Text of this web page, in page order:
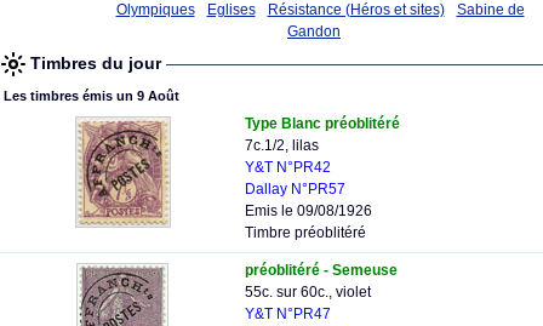
Olympiques
Eglises Résistance (Héros et sites)
Sabine de
Gandon
Timbres du jour
Les timbres émis un 9 Août
Type Blanc préoblitéré
7c.1/2, lilas
Y&T N°PR42
Dallay N°PR57
Emis le 09/08/1926
Timbre préoblitéré
préoblitéré - Semeuse
55c. sur 60c., violet
Y&T N°PR47